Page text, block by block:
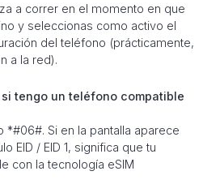
a correr en el momento en que
y seleccionas como activo el
del teléfono (prácticamente,
a la red).
tengo un teléfono compatible
*#06#. Si en la pantalla aparece
EID / EID 1, significa que tu
con la tecnología eSIM